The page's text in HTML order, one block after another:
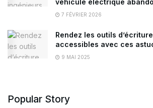
véhicule électrique
7 FÉVRIER 2026
Rendez les outils
accessibles avec ces
9 MAI 2025
Popular Story